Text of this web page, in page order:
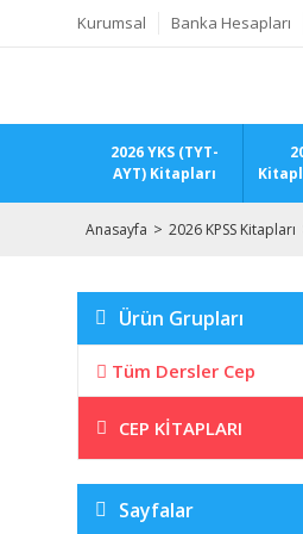
Kurumsal Banka Hesapları
2026 YKS (TYT-
AYT) Kitapları
Anasayfa 2026 KPSS Kitapları
Ürün Grupları
Tüm Dersler Cep
CEP KITAPLARI
Sayfalar